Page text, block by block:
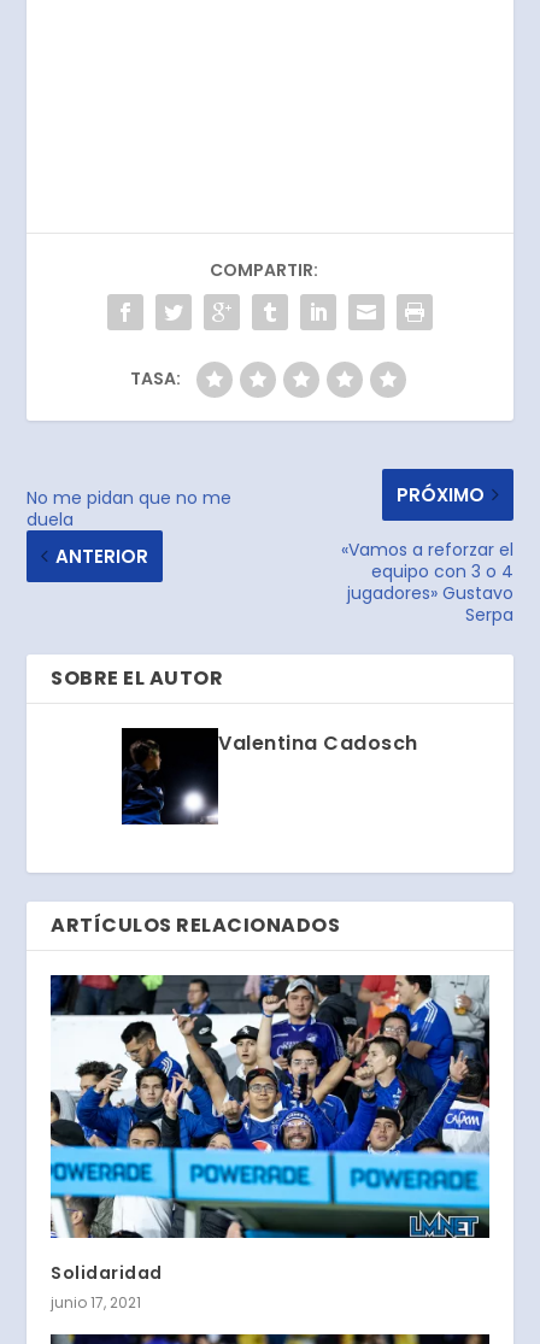
COMPARTIR:
TASA:
No me pidan que no me
duela
ANTERIOR
PRÓXIMO
«Vamos a reforzar el
equipo con 3 o 4
jugadores» Gustavo
Serpa
SOBRE EL AUTOR
Valentina Cadosch
ARTÍCULOS RELACIONADOS
Solidaridad
junio 17, 2021